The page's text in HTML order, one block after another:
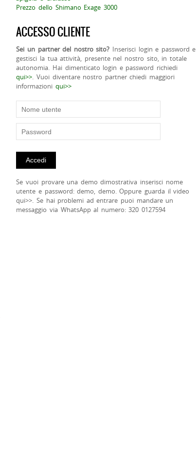
Prezzo dello Shimano Exage 3000
ACCESSO CLIENTE
Sei un partner del nostro sito? Inserisci login e password e
gestisci la tua attività, presente nel nostro sito, in totale
autonomia. Hai dimenticato login e password richiedi
qui>>. Vuoi diventare nostro partner chiedi maggiori
informazioniqui>>
Se vuoi provare una demo dimostrativa inserisci nome
utente e password: demo, demo. Oppure guarda il video
qui>>. Se hai problemi ad entrare puoi mandare un
messaggio via WhatsApp al numero: 320 0127594